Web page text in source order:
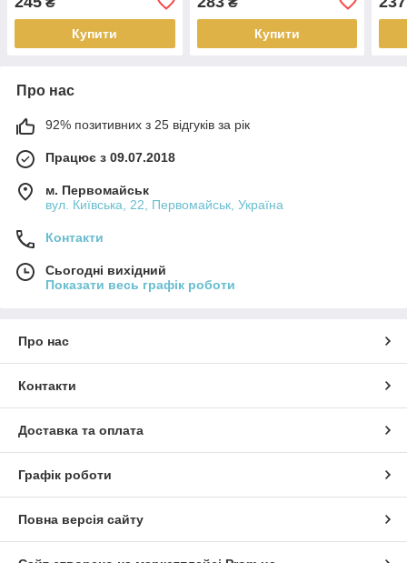
Купити Купити
Про нас
92% позитивних з 25 відгуків за рік
Працює з 09.07.2018
м. Первомайськ
вул. Київська, 22, Первомайськ, Україна
Контакти
Сьогодні вихідний
Показати весь графік роботи
Про нас
Контакти
Доставка та оплата
Графік роботи
Повна версія сайту